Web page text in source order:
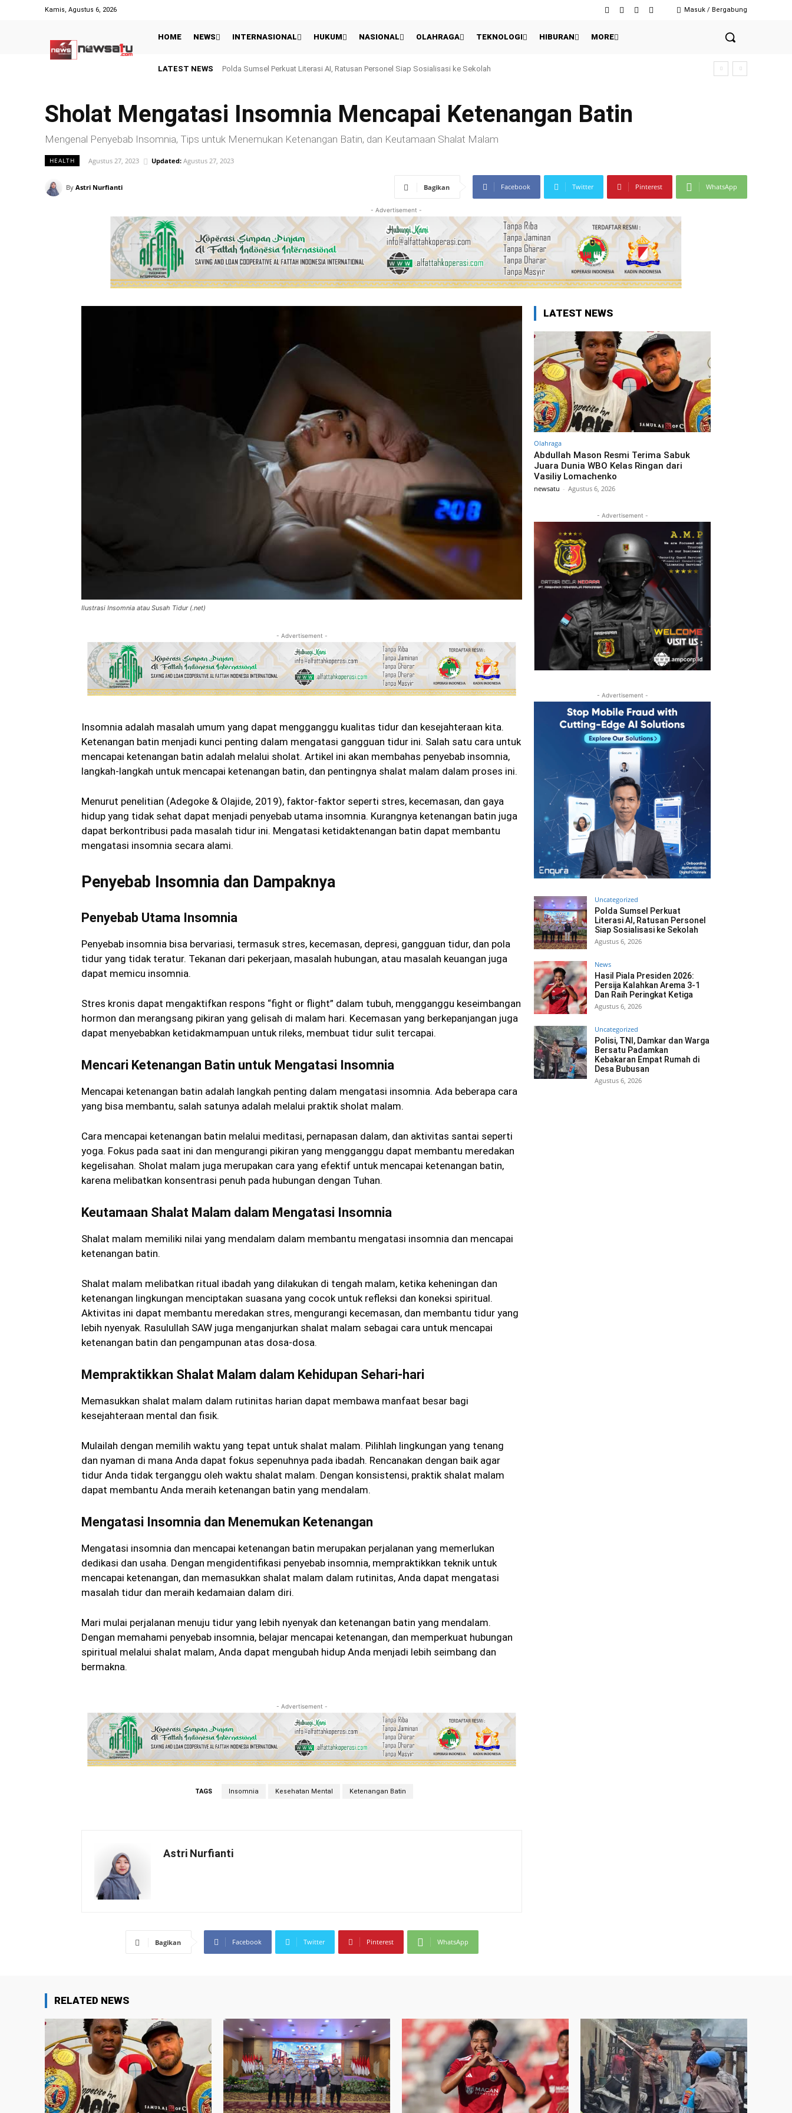
Kamis, Agustus 6, 2026 Masuk / Bergabung
HOME NEWS INTERNASIONAL HUKUM NASIONAL OLAHRAGA TEKNOLOGI HIBURAN MORE
LATEST NEWS Hasil Piala Presiden 2026: Persija Kalahkan Arema 3-1 Dan Raih Peringkat Ketiga
Sholat Mengatasi Insomnia Mencapai Ketenangan Batin
Mengenal Penyebab Insomnia, Tips untuk Menemukan Ketenangan Batin, dan Keutamaan Shalat Malam
HEALTH Agustus 27, 2023 Updated: Agustus 27, 2023
By Astri Nurfianti Bagikan Facebook Twitter Pinterest WhatsApp
- Advertisement -
Ilustrasi Insomnia atau Susah Tidur (.net)
- Advertisement -
Insomnia adalah masalah umum yang dapat mengganggu kualitas tidur dan kesejahteraan kita.
Ketenangan batin menjadi kunci penting dalam mengatasi gangguan tidur ini. Salah satu cara untuk
mencapai ketenangan batin adalah melalui sholat. Artikel ini akan membahas penyebab insomnia,
langkah-langkah untuk mencapai ketenangan batin, dan pentingnya shalat malam dalam proses ini.
Menurut penelitian (Adegoke & Olajide, 2019), faktor-faktor seperti stres, kecemasan, dan gaya
hidup yang tidak sehat dapat menjadi penyebab utama insomnia. Kurangnya ketenangan batin juga
dapat berkontribusi pada masalah tidur ini. Mengatasi ketidaktenangan batin dapat membantu
mengatasi insomnia secara alami.
Penyebab Insomnia dan Dampaknya
Penyebab Utama Insomnia
Penyebab insomnia bisa bervariasi, termasuk stres, kecemasan, depresi, gangguan tidur, dan pola
tidur yang tidak teratur. Tekanan dari pekerjaan, masalah hubungan, atau masalah keuangan juga
dapat memicu insomnia.
Stres kronis dapat mengaktifkan respons “fight or flight” dalam tubuh, mengganggu keseimbangan
hormon dan merangsang pikiran yang gelisah di malam hari. Kecemasan yang berkepanjangan juga
dapat menyebabkan ketidakmampuan untuk rileks, membuat tidur sulit tercapai.
Mencari Ketenangan Batin untuk Mengatasi Insomnia
Mencapai ketenangan batin adalah langkah penting dalam mengatasi insomnia. Ada beberapa cara
yang bisa membantu, salah satunya adalah melalui praktik sholat malam.
Cara mencapai ketenangan batin melalui meditasi, pernapasan dalam, dan aktivitas santai seperti
yoga. Fokus pada saat ini dan mengurangi pikiran yang mengganggu dapat membantu meredakan
kegelisahan. Sholat malam juga merupakan cara yang efektif untuk mencapai ketenangan batin,
karena melibatkan konsentrasi penuh pada hubungan dengan Tuhan.
Keutamaan Shalat Malam dalam Mengatasi Insomnia
Shalat malam memiliki nilai yang mendalam dalam membantu mengatasi insomnia dan mencapai
ketenangan batin.
Shalat malam melibatkan ritual ibadah yang dilakukan di tengah malam, ketika keheningan dan
ketenangan lingkungan menciptakan suasana yang cocok untuk refleksi dan koneksi spiritual.
Aktivitas ini dapat membantu meredakan stres, mengurangi kecemasan, dan membantu tidur yang
lebih nyenyak. Rasulullah SAW juga menganjurkan shalat malam sebagai cara untuk mencapai
ketenangan batin dan pengampunan atas dosa-dosa.
Mempraktikkan Shalat Malam dalam Kehidupan Sehari-hari
Memasukkan shalat malam dalam rutinitas harian dapat membawa manfaat besar bagi
kesejahteraan mental dan fisik.
Mulailah dengan memilih waktu yang tepat untuk shalat malam. Pilihlah lingkungan yang tenang
dan nyaman di mana Anda dapat fokus sepenuhnya pada ibadah. Rencanakan dengan baik agar
tidur Anda tidak terganggu oleh waktu shalat malam. Dengan konsistensi, praktik shalat malam
dapat membantu Anda meraih ketenangan batin yang mendalam.
Mengatasi Insomnia dan Menemukan Ketenangan
Mengatasi insomnia dan mencapai ketenangan batin merupakan perjalanan yang memerlukan
dedikasi dan usaha. Dengan mengidentifikasi penyebab insomnia, mempraktikkan teknik untuk
mencapai ketenangan, dan memasukkan shalat malam dalam rutinitas, Anda dapat mengatasi
masalah tidur dan meraih kedamaian dalam diri.
Mari mulai perjalanan menuju tidur yang lebih nyenyak dan ketenangan batin yang mendalam.
Dengan memahami penyebab insomnia, belajar mencapai ketenangan, dan memperkuat hubungan
spiritual melalui shalat malam, Anda dapat mengubah hidup Anda menjadi lebih seimbang dan
bermakna.
- Advertisement -
TAGS Insomnia Kesehatan Mental Ketenangan Batin
Astri Nurfianti
Bagikan Facebook Twitter Pinterest WhatsApp
LATEST NEWS
Olahraga
Abdullah Mason Resmi Terima Sabuk
Juara Dunia WBO Kelas Ringan dari
Vasiliy Lomachenko
newsatu - Agustus 6, 2026
- Advertisement -
- Advertisement -
Uncategorized
Polda Sumsel Perkuat
Literasi AI, Ratusan Personel
Siap Sosialisasi ke Sekolah
Agustus 6, 2026
News
Hasil Piala Presiden 2026:
Persija Kalahkan Arema 3-1
Dan Raih Peringkat Ketiga
Agustus 6, 2026
Uncategorized
Polisi, TNI, Damkar dan Warga
Bersatu Padamkan
Kebakaran Empat Rumah di
Desa Bubusan
Agustus 6, 2026
RELATED NEWS